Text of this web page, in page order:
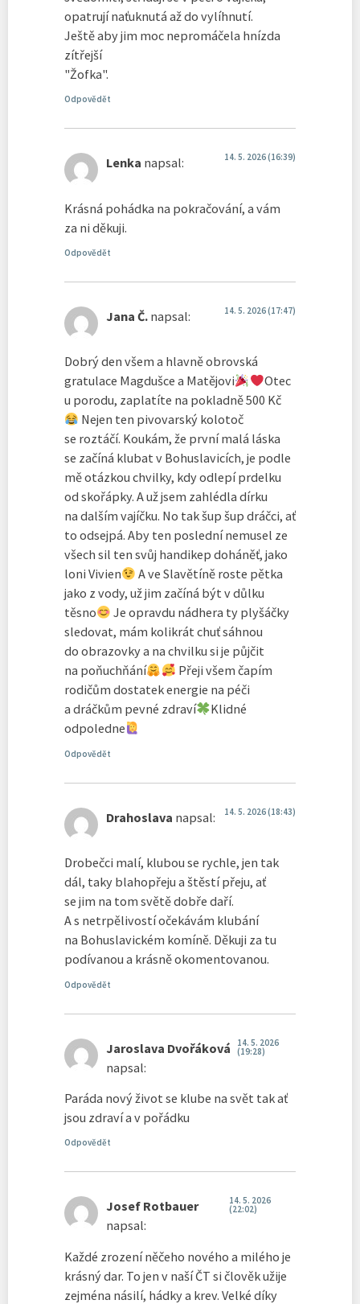
opatrují naťuknutá až do vylíhnutí.
Ještě aby jim moc nepromáčela hnízda
zítřejší
"Žofka".
Odpovědět
Lenka napsal: 14. 5. 2026 (16:39)
Krásná pohádka na pokračování, a vám
za ni děkuji.
Odpovědět
Jana Č. napsal: 14. 5. 2026 (17:47)
Dobrý den všem a hlavně obrovská
gratulace Magdušce a Matějovi
Otec
u porodu, zaplatíte na pokladně 500 Kč
Nejen ten pivovarský kolotoč
se roztáčí. Koukám, že první malá láska
se začíná klubat v Bohuslavicích, je podle
mě otázkou chvilky, kdy odlepí prdelku
od skořápky. A už jsem zahlédla dírku
na dalším vajíčku. No tak šup šup dráčci, ať
to odsejpá. Aby ten poslední nemusel ze
všech sil ten svůj handikep doháněť, jako
loni Vivien
A ve Slavětíně roste pětka
jako z vody, už jim začíná být v důlku
těsno
Je opravdu nádhera ty plyšáčky
sledovat, mám kolikrát chuť sáhnou
do obrazovky a na chvilku si je půjčit
na poňuchňání
Přeji všem čapím
rodičům dostatek energie na péči
a dráčkům pevné zdraví
Klidné
odpoledne
Odpovědět
Drahoslava napsal: 14. 5. 2026 (18:43)
Drobečci malí, klubou se rychle, jen tak
dál, taky blahopřeju a štěstí přeju, ať
se jim na tom světě dobře daří.
A s netrpělivostí očekávám klubání
na Bohuslavickém komíně. Děkuji za tu
podívanou a krásně okomentovanou.
Odpovědět
Jaroslava Dvořáková
napsal:
14. 5. 2026
(19:28)
Paráda nový život se klube na svět tak ať
jsou zdraví a v pořádku
Odpovědět
Josef Rotbauer
napsal:
14. 5. 2026
(22:02)
Každé zrození něčeho nového a milého je
krásný dar. To jen v naší ČT si člověk užije
zejména násilí, hádky a krev. Velké díky